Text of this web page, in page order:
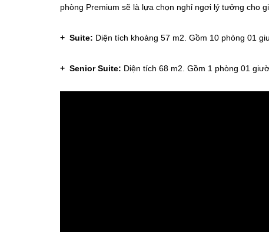
phòng Premium sẽ là lựa chọn nghỉ ngơi lý tưởng cho
+ Suite: Diện tích khoảng 57 m2. Gồm 10 phòng 01
+ Senior Suite: Diện tích 68 m2. Gồm 1 phòng 01